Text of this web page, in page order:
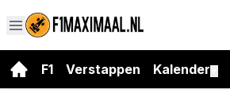
F1 Verstappen Kalender